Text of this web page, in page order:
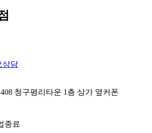
상담
청구평리타운 1층 상가 옆커폰
종료